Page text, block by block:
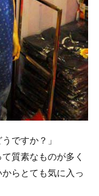
ですか？」
質素なものが多く
らとても気に入っ